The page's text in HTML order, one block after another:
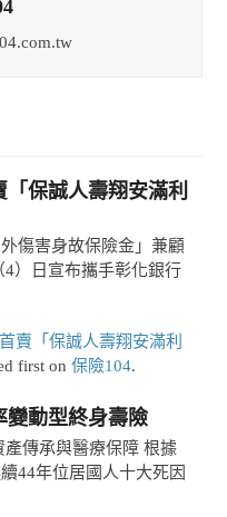
保誠人壽翔安滿利
傷害身故保險金」兼顧
）日宣布攜手彰化銀行
賣「保誠人壽翔安滿利
first on 保險104.
變動型終身壽險
傳承與醫療保障 根據
44年位居國人十大死因